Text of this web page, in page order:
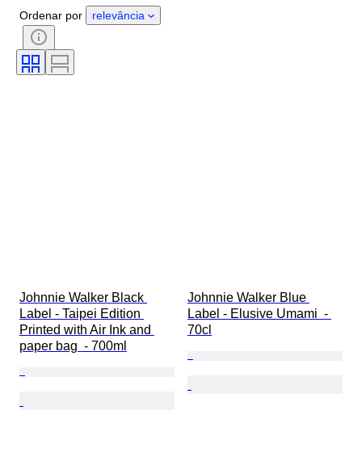
Estilo
Lista de percentagem de álcool
Engarrafador
Ordenar por relevância
Johnnie Walker Black
Label - Taipei Edition
Printed with Air Ink and
paper bag  - 700ml
Johnnie Walker Blue
Label - Elusive Umami  -
70cl